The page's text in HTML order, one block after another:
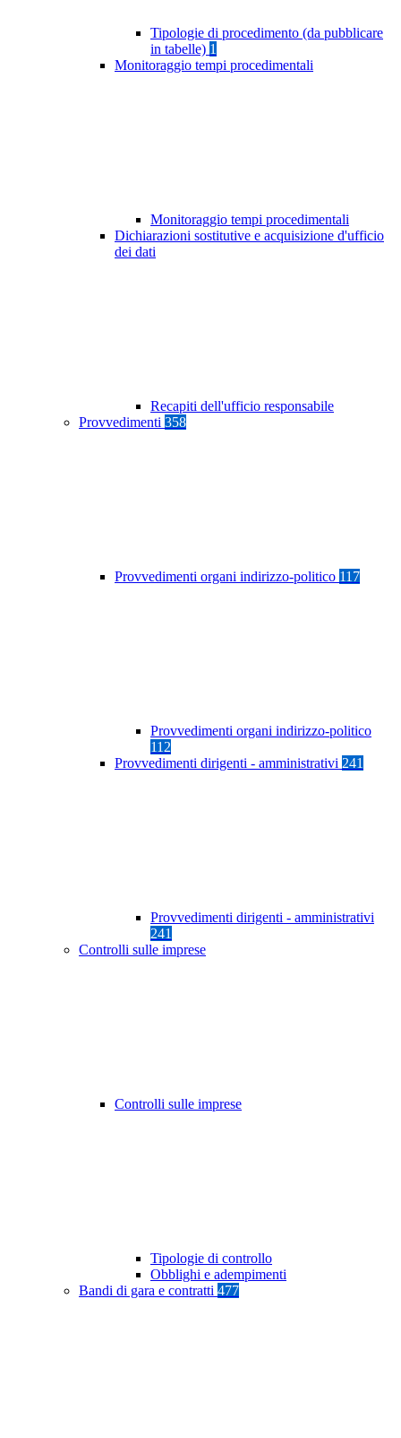
Tipologie di procedimento (da pubblicare
in tabelle) 1
Monitoraggio tempi procedimentali
Monitoraggio tempi procedimentali
Dichiarazioni sostitutive e acquisizione d'ufficio
dei dati
Recapiti dell'ufficio responsabile
Provvedimenti 358
Provvedimenti organi indirizzo-politico 117
Provvedimenti organi indirizzo-politico
112
Provvedimenti dirigenti - amministrativi 241
Provvedimenti dirigenti - amministrativi
241
Controlli sulle imprese
Controlli sulle imprese
Tipologie di controllo
Obblighi e adempimenti
Bandi di gara e contratti 477